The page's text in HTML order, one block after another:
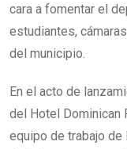
cara a fomentar el
estudiantes,
del municipio.
En el acto de
del Hotel Dominican
equipo de trabajo de